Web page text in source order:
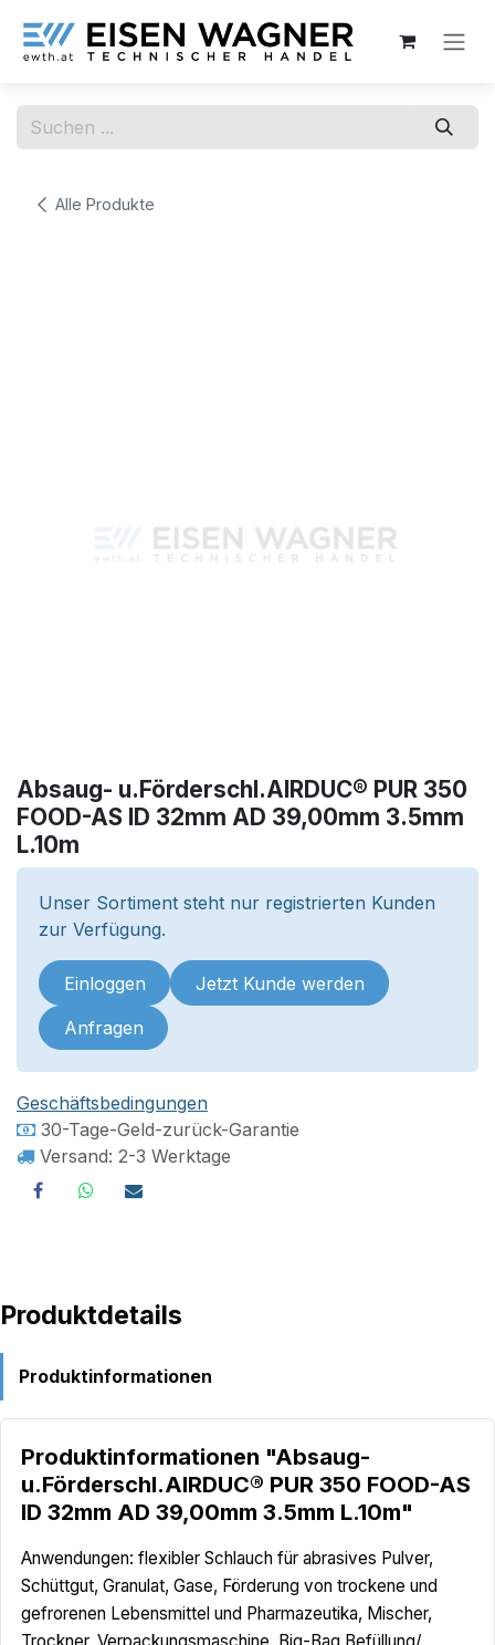
Alle Produkte
Absaug- u.Förderschl.AIRDUC® PUR 350
FOOD-AS ID 32mm AD 39,00mm 3.5mm
L.10m
Unser Sortiment steht nur registrierten Kunden
zur Verfügung.
Einloggen Jetzt Kunde werden
Anfragen
Geschäftsbedingungen
30-Tage-Geld-zurück-Garantie
Versand: 2-3 Werktage
Produktdetails
Produktinformationen
Produktinformationen "Absaug-
u.Förderschl.AIRDUC® PUR 350 FOOD-AS
ID 32mm AD 39,00mm 3.5mm L.10m"
Anwendungen: flexibler Schlauch für abrasives Pulver,
Schüttgut, Granulat, Gase, Förderung von trockene und
gefrorenen Lebensmittel und Pharmazeutika, Mischer,
Trockner, Verpackungsmaschine, Big-Bag Befüllung/